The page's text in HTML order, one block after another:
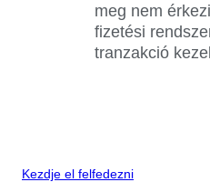
meg nem
fizetési
tranzakció
Kezdje el felfedezni